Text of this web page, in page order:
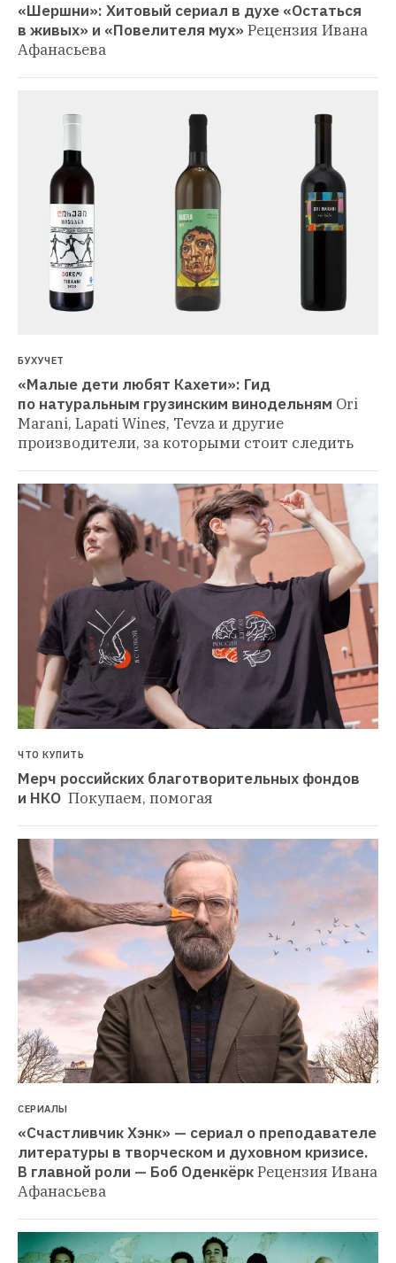
«Шершни»: Хитовый сериал в духе «Остаться
в живых» и «Повелителя мух» Рецензия Ивана
Афанасьева
БУХУЧЕТ
«Малые дети любят Кахети»: Гид
по натуральным грузинским винодельням Ori
Marani, Lapati Wines, Tevza и другие
производители, за которыми стоит следить
ЧТО КУПИТЬ
Мерч российских благотворительных фондов
и НКО Покупаем, помогая
СЕРИАЛЫ
«Счастливчик Хэнк» — сериал о преподавателе
литературы в творческом и духовном кризисе.
В главной роли — Боб ОденкёркРецензия Ивана
Афанасьева